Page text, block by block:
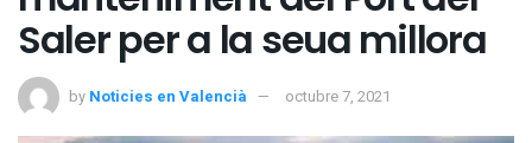
Saler per a la seua millora
by Noticies en Valencià octubre 7, 2021